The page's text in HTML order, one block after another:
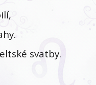
svatby.